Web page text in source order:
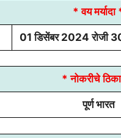
* वय मर्यादा
01 डिसेंबर 2024 रोजी
* नोकरीचे
पूर्ण भारत